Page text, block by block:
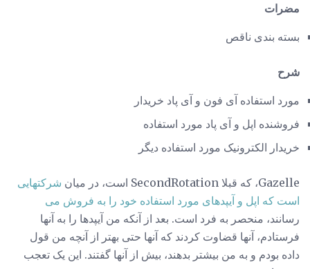
مضرات
بسته بندی ناقص
شرح
مورد استفاده آی فون و آی پاد خریدار
فروشنده اپل و آی پاد مورد استفاده
خریدار الکترونیک مورد استفاده دیگر
Gazelle، که قبلا SecondRotation است، در میان
شرکتهایی
است که اپل و آیپدهای مورد استفاده خود را به فروش می
رسانند، منحصر به فرد است. بعد از آنکه من آیپدها را به آنها
فرستادم، آنها قضاوت کردند که آنها حتی بهتر از آنچه من قول
داده بودم و به من بیشتر بدهند، بیش از آنها گفتند. این یک تعجب